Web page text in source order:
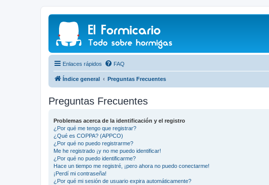
Enlaces rápidos FAQ
Índice general Preguntas Frecuentes
Preguntas Frecuentes
Problemas acerca de la identificación y el registro
¿Por qué me tengo que registrar?
¿Qué es COPPA? (APPCO)
¿Por qué no puedo registrarme?
Me he registrado ¡y no me puedo identificar!
¿Por qué no puedo identificarme?
Hace un tiempo me registré, ¡pero ahora no puedo conectarme!
¡Perdí mi contraseña!
¿Por qué mi sesión de usuario expira automáticamente?